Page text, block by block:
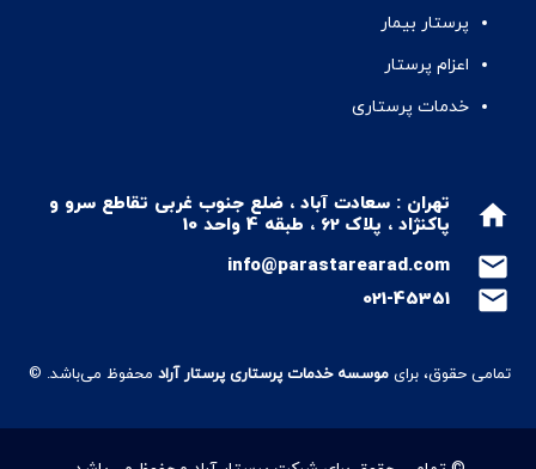
پرستار بیمار
اعزام پرستار
خدمات پرستاری
home
تهران : سعادت آباد ، ضلع جنوب غربی تقاطع سرو و
پاکنژاد ، پلاک 62 ، طبقه 4 واحد 10
mail
info@parastarearad.com
mail
021-45351
تمامی حقوق، برای موسسه خدمات پرستاری پرستار آراد محفوظ می‌باشد. ©